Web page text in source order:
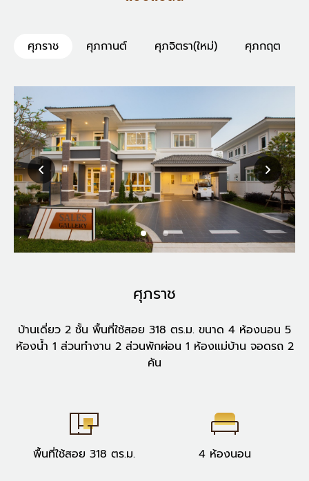
ศุภราช ศุภกานต์ ศุภจิตรา(ใหม่) ศุภกฤต
ศุภราช
บ้านเดี่ยว 2 ชั้น พื้นที่ใช้สอย 318 ตร.ม. ขนาด 4 ห้องนอน 5
ห้องน้ำ 1 ส่วนทำงาน 2 ส่วนพักผ่อน 1 ห้องแม่บ้าน จอดรถ 2
คัน
พื้นที่ใช้สอย 318 ตร.ม. 4 ห้องนอน